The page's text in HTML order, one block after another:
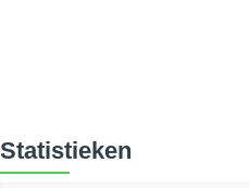
Statistieken